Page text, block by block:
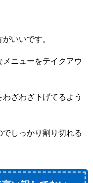
いいです。
ニューをテイクアウ
ざわざ下げてるよう
しっかり割り切れる